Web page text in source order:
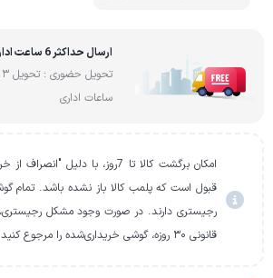
ارسال حداکثر 6 ساعت اداری پس از سفارش
ساعات اداری
امکان برگشت کالا تا 7روز، با دلیل
قبول است که پلمب کالا باز نشده باشد.
رجیستری دارند. در صورت وجود مشکل
قانونی ۳۰ روزه، گوشی خریداری‌شده را مرجوع کنید.